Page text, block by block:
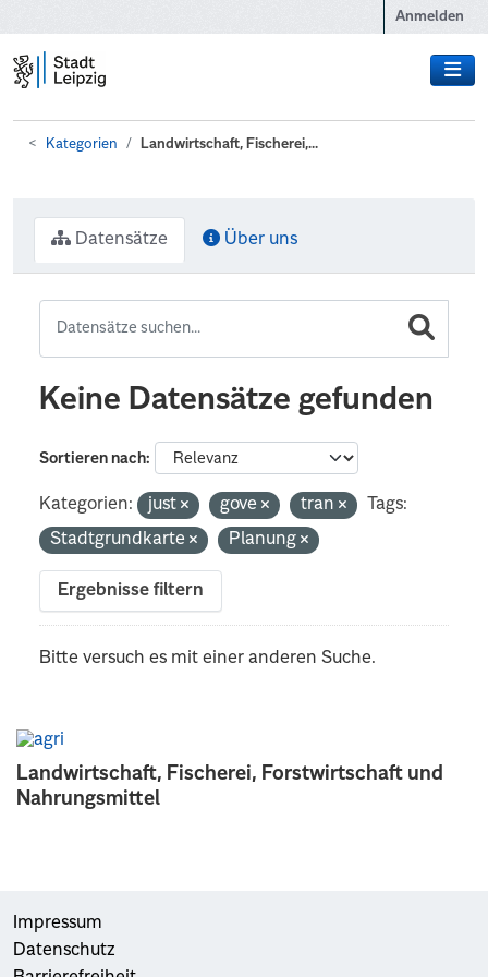
Anmelden
Kategorien Landwirtschaft, Fischerei,...
Landwirtschaft, Fischerei, Forstwirtschaft und
Nahrungsmittel
Datensätze Über uns
Keine Datensätze gefunden
Sortieren nach
Kategorien: just gove tran
Tags:
Stadtgrundkarte
Planung
Ergebnisse filtern
Bitte versuch es mit einer anderen Suche.
Impressum
Datenschutz